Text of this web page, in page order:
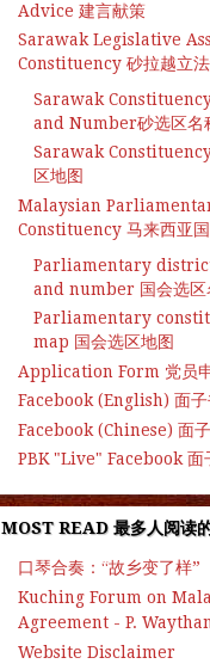
Advice 建言献策
Sarawak Legislative
Constituency 砂拉越立
Sarawak
and Number砂选区名
Sarawak
区地图
Malaysian
Constituency 马来西亚
Parliamentary
and number 国会选区
Parliamentary
map 国会选区地图
Application Form 党员
Facebook (English) 面子
Facebook (Chinese) 面子
PBK "Live" Facebook 面
MOST READ 最多人阅读
口琴合奏：“故乡变了样”
Kuching Forum on
Agreement - P.
Website Disclaimer